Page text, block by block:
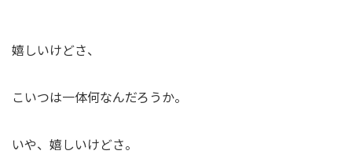
嬉しいけどさ、
こいつは一体何なんだろうか。
いや、嬉しいけどさ。